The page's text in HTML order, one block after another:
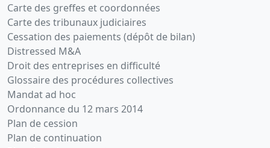
Carte des greffes et coordonnées
Carte des tribunaux judiciaires
Cessation des paiements (dépôt de bilan)
Distressed M&A
Droit des entreprises en difficulté
Glossaire des procédures collectives
Mandat ad hoc
Ordonnance du 12 mars 2014
Plan de cession
Plan de continuation